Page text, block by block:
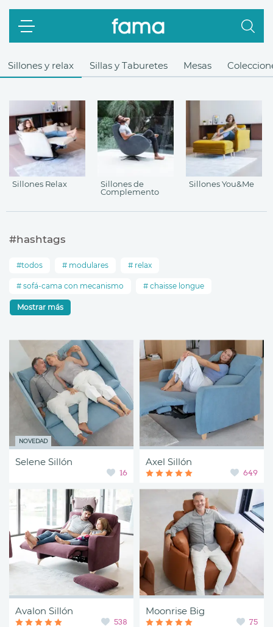
Sillones y relax
Sillones Relax
Sillones de
Complemento
Sillones You&Me
Sillas y Taburetes Mesas
#hashtags
todos modulares relax
sofá-cama con mecanismo chaisse longue
Mostrar más
NOVEDAD
Selene Sillón
16
Axel Sillón
649
Avalon Sillón
538
Moonrise Big
75